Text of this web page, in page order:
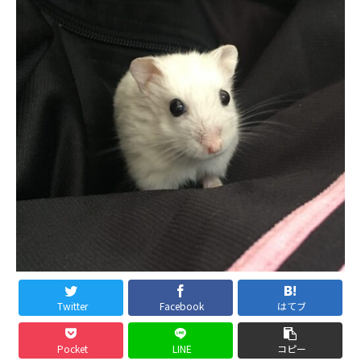
Twitter Facebook はてブ
Pocket LINE コピー